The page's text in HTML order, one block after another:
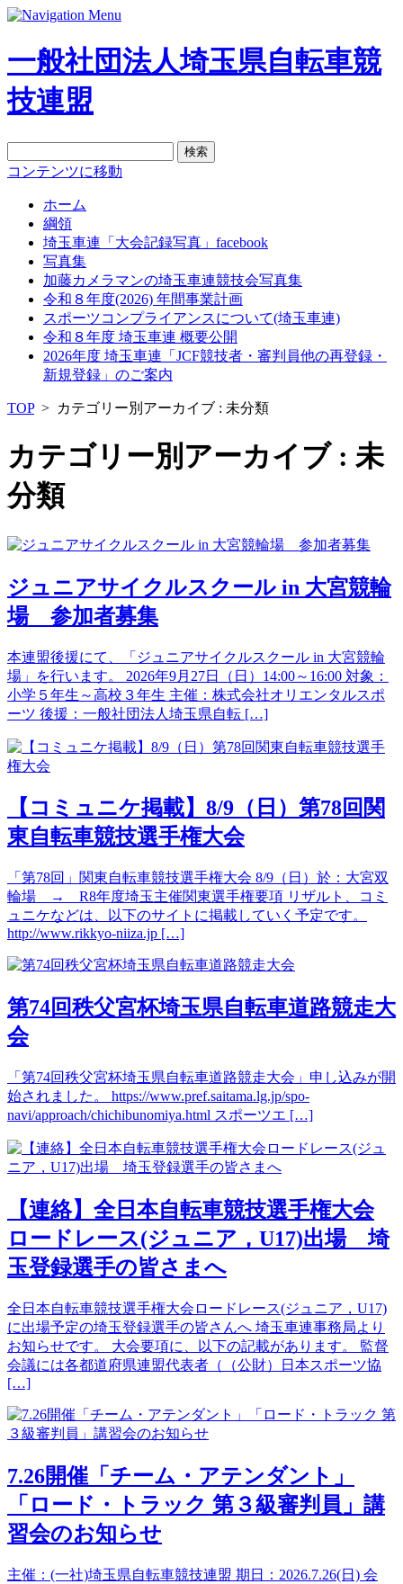
一般社団法人埼玉県自転車競
技連盟
索:
コンテンツに移動
ホーム
綱領
埼玉車連「大会記録写真」facebook
写真集
加藤カメラマンの埼玉車連競技会写真集
令和８年度(2026) 年間事業計画
スポーツコンプライアンスについて(埼玉車連)
令和８年度 埼玉車連 概要公開
2026年度 埼玉車連「JCF競技者・審判員他の再登録・
新規登録」のご案内
TOP> カテゴリー別アーカイブ : 未分類
カテゴリー別アーカイブ : 未
分類
ジュニアサイクルスクール in 大宮競輪
場 参加者募集
本連盟後援にて、「ジュニアサイクルスクール in 大宮競輪
場」を行います。 2026年9月27日（日）14:00～16:00 対象：
小学５年生～高校３年生 主催：株式会社オリエンタルスポ
ーツ 後援：一般社団法人埼玉県自転 […]
【コミュニケ掲載】8/9（日）第78回関
東自転車競技選手権大会
「第78回」関東自転車競技選手権大会 8/9（日）於：大宮双
輪場 → R8年度埼玉主催関東選手権要項 リザルト、コミ
ュニケなどは、以下のサイトに掲載していく予定です。
http://www.rikkyo-niiza.jp […]
第74回秩父宮杯埼玉県自転車道路競走大
会
「第74回秩父宮杯埼玉県自転車道路競走大会」申し込みが開
始されました。 https://www.pref.saitama.lg.jp/spo-
navi/approach/chichibunomiya.html スポーツエ […]
【連絡】全日本自転車競技選手権大会
ロードレース(ジュニア，U17)出場 埼
玉登録選手の皆さまへ
全日本自転車競技選手権大会ロードレース(ジュニア，U17)
に出場予定の埼玉登録選手の皆さんへ 埼玉車連事務局より
お知らせです。 大会要項に、以下の記載があります。 監督
会議には各都道府県連盟代表者（（公財）日本スポーツ協
[…]
7.26開催「チーム・アテンダント」
「ロード・トラック 第３級審判員」講
習会のお知らせ
主催：(一社)埼玉県自転車競技連盟 期日：2026.7.26(日) 会